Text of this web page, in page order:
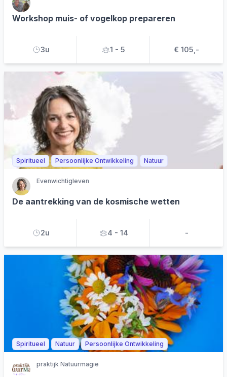
Workshop muis- of vogelkop prepareren
3u 1 - 5 € 105,-
Spiritueel Persoonlijke Ontwikkeling Natuur
Evenwichtigleven
De aantrekking van de kosmische wetten
2u 4 - 14 -
Spiritueel Natuur Persoonlijke Ontwikkeling
praktijk Natuurmagie